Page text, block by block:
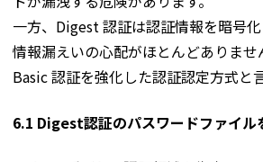
一方、Digest 認証は認証情報を暗号化
情報漏えいの心配がほとんどありま
Basic 認証を強化した認証認定方式と
6.1 Digest認証のパスワードファイル